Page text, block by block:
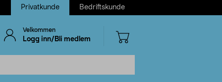
Privatkunde Bedriftskunde
Velkommen
Logg inn/Bli medlem